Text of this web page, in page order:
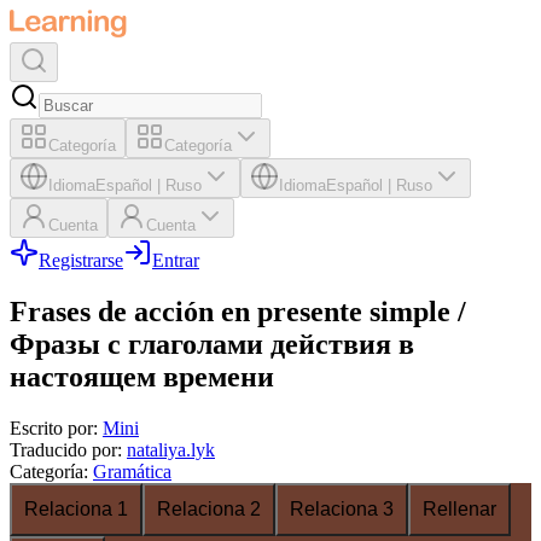
Categoría Categoría
IdiomaEspañol Ruso IdiomaEspañol Ruso
Cuenta Cuenta
Registrarse Entrar
Frases de acción en presente simple /
Фразы с глаголами действия в
настоящем времени
Escrito por: Mini
Traducido por: nataliya.lyk
Categoría: Gramática
Relaciona 1
Relaciona 2 Relaciona 3 Rellenar